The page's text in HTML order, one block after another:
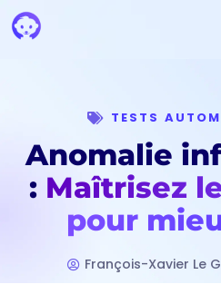
TESTS
Anomalie
: Maîtrisez
pour
François-Xavier Le